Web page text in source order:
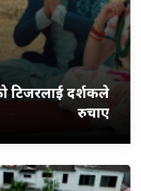
टिजरलाई दर्शकले
रुचाए